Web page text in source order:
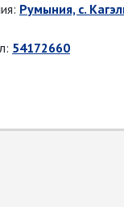
Румыния, с.
54172660